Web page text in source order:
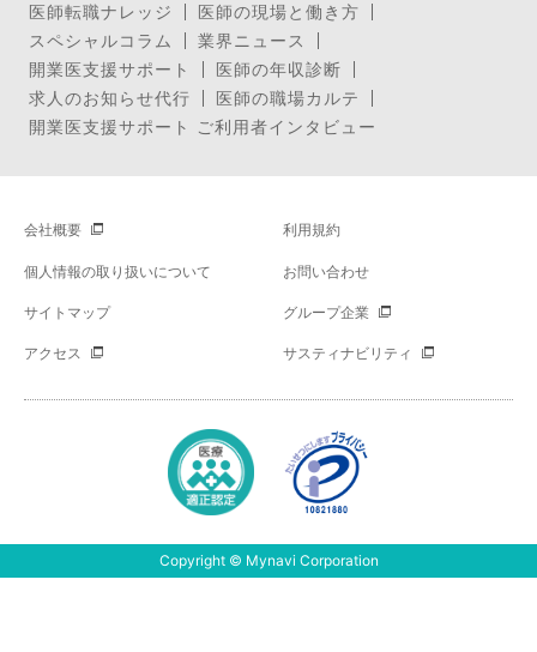
医師転職ナレッジ
医師の現場と働き方
スペシャルコラム
業界ニュース
開業医支援サポート
医師の年収診断
求人のお知らせ代行
医師の職場カルテ
開業医支援サポート ご利用者インタビュー
会社概要 利用規約
個人情報の取り扱いについて お問い合わせ
サイトマップ グループ企業
アクセス サスティナビリティ
Copyright © Mynavi Corporation